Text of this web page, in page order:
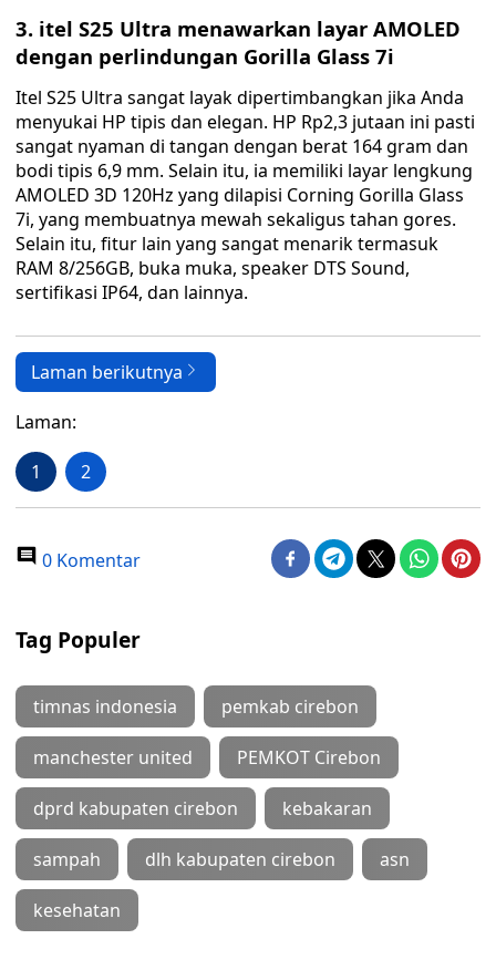
3. itel S25 Ultra menawarkan layar AMOLED
dengan perlindungan Gorilla Glass 7i
Itel S25 Ultra sangat layak dipertimbangkan jika Anda
menyukai HP tipis dan elegan. HP Rp2,3 jutaan ini pasti
sangat nyaman di tangan dengan berat 164 gram dan
bodi tipis 6,9 mm. Selain itu, ia memiliki layar lengkung
AMOLED 3D 120Hz yang dilapisi Corning Gorilla Glass
7i, yang membuatnya mewah sekaligus tahan gores.
Selain itu, fitur lain yang sangat menarik termasuk
RAM 8/256GB, buka muka, speaker DTS Sound,
sertifikasi IP64, dan lainnya.
Laman berikutnya
Laman:
1 2
0 Komentar
Tag Populer
timnas indonesia pemkab cirebon
manchester united PEMKOT Cirebon
dprd kabupaten cirebon kebakaran
sampah dlh kabupaten cirebon asn
kesehatan